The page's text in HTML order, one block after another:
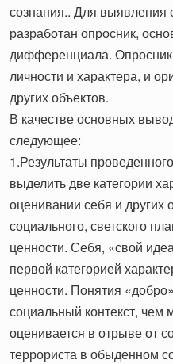
сознания.. Для выявления
разработан опросник,
дифференциала. Опросник
личности и характера, и
других объектов.
В качестве основных
следующее:
1.Результаты
выделить две категории
оценивании себя и других
социального, светского
ценности. Себя, «свой
первой категорией
ценности. Понятия
социальный контекст,
оценивается в отрыве от
террориста в обыденном